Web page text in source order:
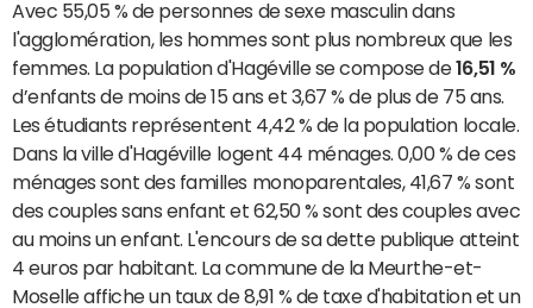
Avec 55,05 % de personnes de sexe masculin dans
l'agglomération, les hommes sont plus nombreux que les
femmes. La population d'Hagéville se compose de16,51 %
d’enfants de moins de 15 ans et 3,67 % de plus de 75 ans.
Les étudiants représentent 4,42 % de la population locale.
Dans la ville d'Hagéville logent 44 ménages. 0,00 % de ces
ménages sont des familles monoparentales, 41,67 % sont
des couples sans enfant et 62,50 % sont des couples avec
au moins un enfant. L'encours de sa dette publique atteint
4 euros par habitant. La commune de la Meurthe-et-
Moselle affiche un taux de 8,91 % de taxe d'habitation et un